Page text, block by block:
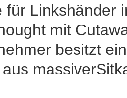
für Linkshänder
mit
besitzt